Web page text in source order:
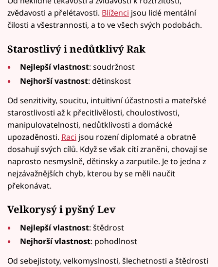
zvědavosti a přelétavosti. Blíženci jsou lidé mentální
čilosti a všestrannosti, a to ve všech svých podobách.
Starostlivý i nedůtklivý Rak
Nejlepší vlastnost: soudržnost
Nejhorší vastnost: dětinskost
Od senzitivity, soucitu, intuitivní účastnosti a mateřské
starostlivosti až k přecitlivělosti, choulostivosti,
manipulovatelnosti, nedůtklivosti a domácké
upozaděnosti. Raci jsou rození diplomaté a obratně
dosahují svých cílů. Když se však cítí zraněni, chovají se
naprosto nesmyslně, dětinsky a zarputile. Je to jedna z
nejzávažnějších chyb, kterou by se měli naučit
překonávat.
Velkorysý i pyšný Lev
Nejlepší vlastnost: štědrost
Nejhorší vlastnost: pohodlnost
Od sebejistoty, velkomyslnosti, šlechetnosti a štědrosti